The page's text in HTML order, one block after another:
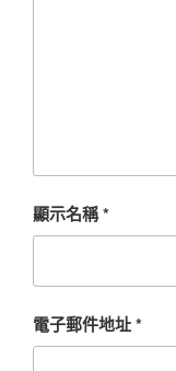
顯示名稱*
電子郵件地址*